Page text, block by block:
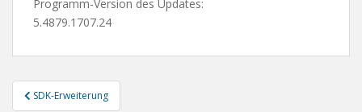
Programm-Version des Updates:
5.4879.1707.24
Beitragsnavigation
SDK-Erweiterung